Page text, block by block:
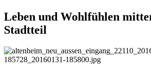
Leben und Wohlfühlen
Stadtteil